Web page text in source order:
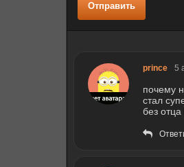
Отправить
prince 5
почему
стал
без